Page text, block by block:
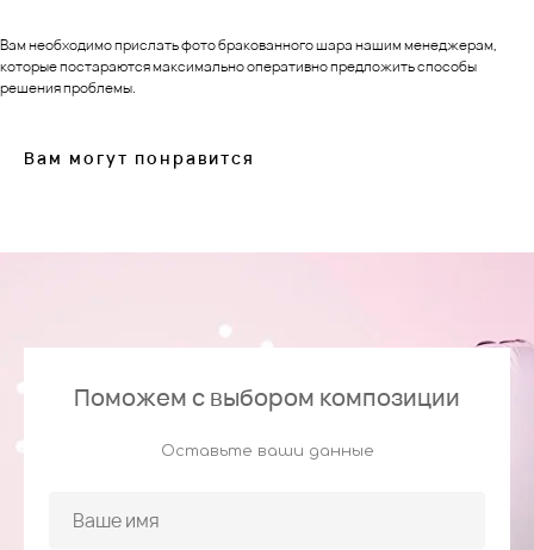
Вам необходимо прислать фото бракованного шара нашим менеджерам,
которые постараются максимально оперативно предложить способы
решения проблемы.
Вам могут понравится
Поможем с выбором композиции
Оставьте ваши данные